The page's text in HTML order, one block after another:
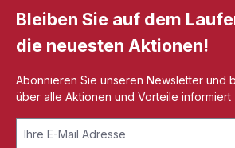
Bleiben Sie auf dem
die neuesten Aktionen!
Abonnieren Sie unseren Newsletter und
über alle Aktionen und Vorteile informiert